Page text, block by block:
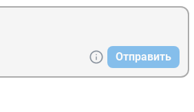
Отправить